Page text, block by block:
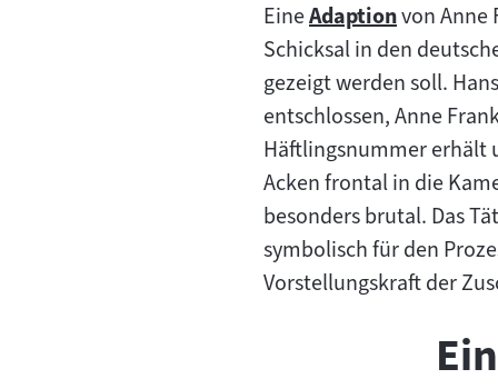
EineZum
Inhalt:
Adaptionvon Anne
Schicksal in den
gezeigt werden soll.
entschlossen, Anne
Häftlingsnummer erhält
Acken frontal in die
besonders brutal. Das
symbolisch für den
Vorstellungskraft der